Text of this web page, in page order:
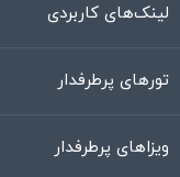
لینک‌های کاربردی
تورهای پرطرفدار
ویزاهای پرطرفدار